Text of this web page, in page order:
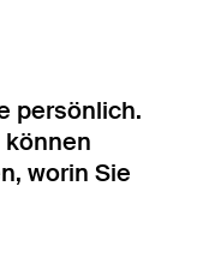
persönlich.
können
worin Sie